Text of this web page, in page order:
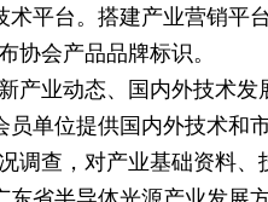
平台。搭建产业营销平台
协会产品品牌标识。
产业动态、国内外技术发
单位提供国内外技术和
调查，对产业基础资料